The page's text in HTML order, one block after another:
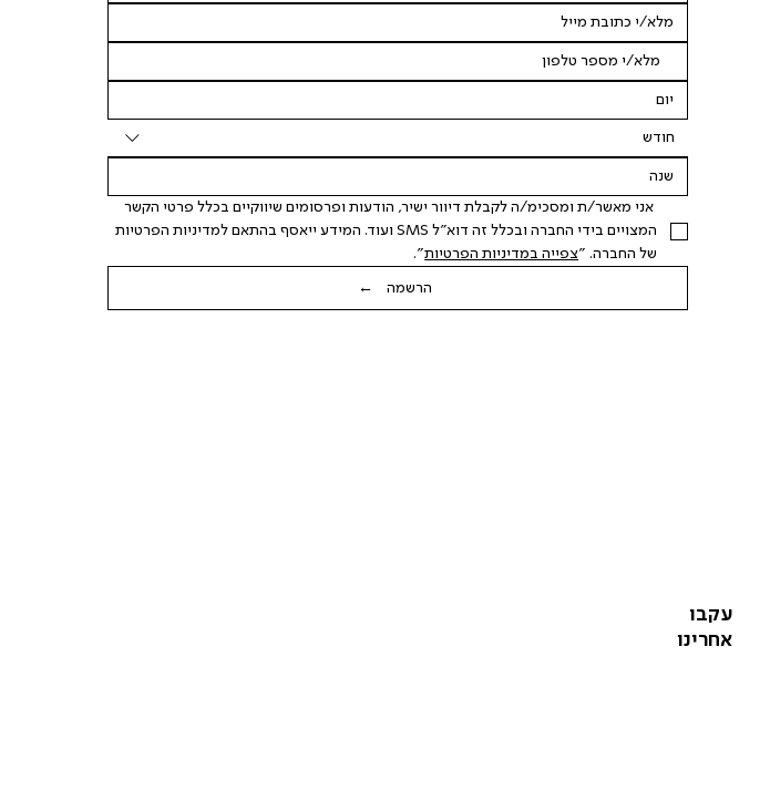
עקבו
אחרינו
חודש
אני מאשר/ת ומסכימ/ה לקבלת דיוור ישיר, הודעות ופרסומים שיווקיים בכלל פרטי הקשר
המצויים בידי החברה ובכלל זה דוא"ל SMS ועוד. המידע ייאסף בהתאם למדיניות הפרטיות
של החברה. "צפייה במדיניות הפרטיות".
הרשמה ←